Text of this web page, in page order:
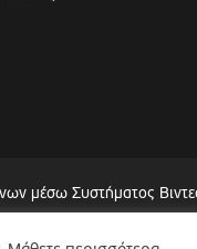
μέσω Συστήματος